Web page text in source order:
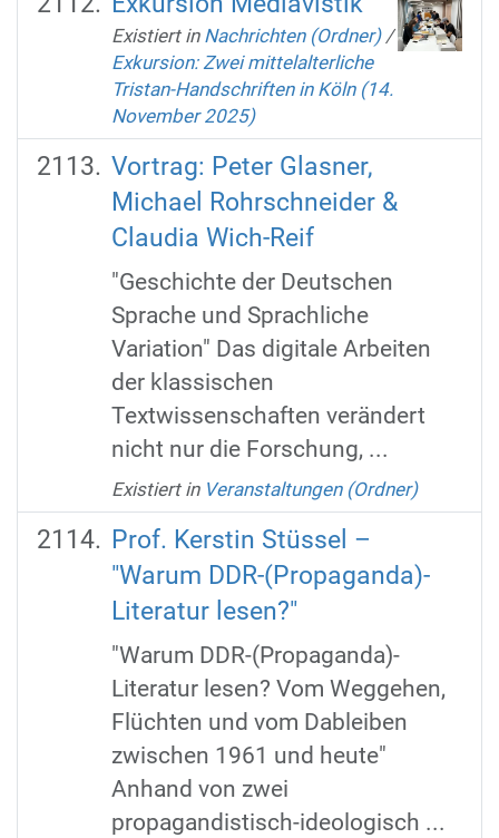
Existiert in Nachrichten (Ordner) /
Exkursion: Zwei mittelalterliche
Tristan-Handschriften in Köln (14.
November 2025)
Vortrag: Peter Glasner,
Michael Rohrschneider &
Claudia Wich-Reif
"Geschichte der Deutschen
Sprache und Sprachliche
Variation" Das digitale Arbeiten
der klassischen
Textwissenschaften verändert
nicht nur die Forschung, ...
Existiert in Veranstaltungen (Ordner)
Prof. Kerstin Stüssel –
"Warum DDR-(Propaganda)-
Literatur lesen?"
"Warum DDR-(Propaganda)-
Literatur lesen? Vom Weggehen,
Flüchten und vom Dableiben
zwischen 1961 und heute"
Anhand von zwei
propagandistisch-ideologisch ...